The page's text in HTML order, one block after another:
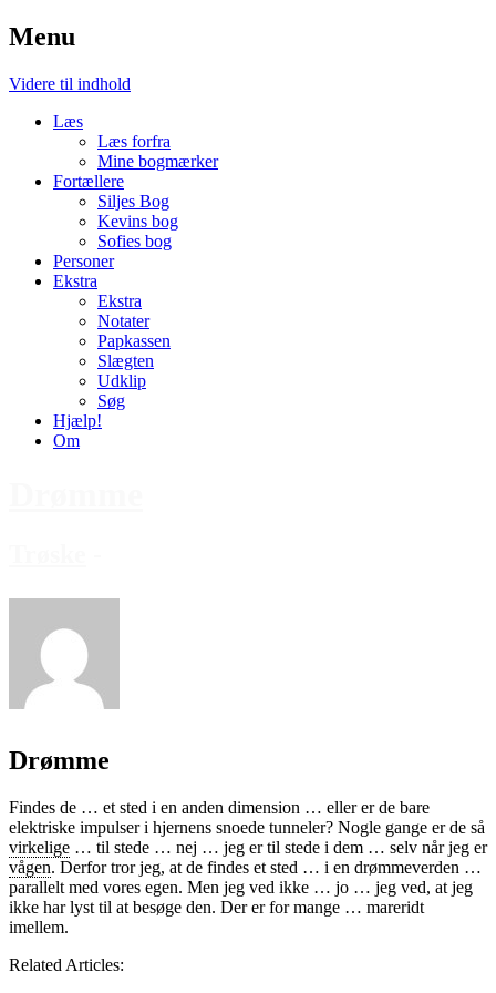
Menu
Videre til indhold
Læs
Læs forfra
Mine bogmærker
Fortællere
Siljes Bog
Kevins bog
Sofies bog
Personer
Ekstra
Ekstra
Notater
Papkassen
Slægten
Udklip
Søg
Hjælp!
Om
Drømme
Findes de … et sted i en anden dimension … eller er de bare
elektriske impulser i hjernens snoede tunneler? Nogle gange er de så
virkelige … til stede … nej … jeg er til stede i dem … selv når jeg er
vågen. Derfor tror jeg, at de findes et sted … i en drømmeverden …
parallelt med vores egen. Men jeg ved ikke … jo … jeg ved, at jeg
ikke har lyst til at besøge den. Der er for mange … mareridt
imellem.
Related Articles: